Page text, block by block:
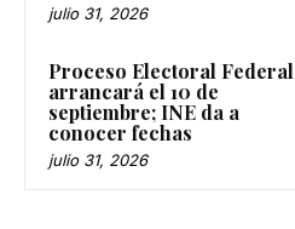
julio 31, 2026
Proceso Electoral Federal
arrancará el 10 de
septiembre; INE da a
conocer fechas
julio 31, 2026